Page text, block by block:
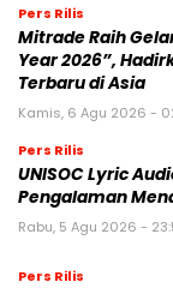
Pers Rilis
Mitrade Raih
Year 2026”,
Terbaru di Asia
Kamis, 6 Agu 2026 -
Pers Rilis
UNISOC Lyric
Pengalaman
Rabu, 5 Agu 2026 -
Pers Rilis